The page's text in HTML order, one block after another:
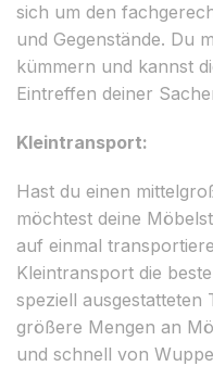
sich um den
und Gegenstände. Du
kümmern und kannst
Eintreffen deiner
Kleintransport:
Hast du einen
möchtest deine
auf einmal
Kleintransport die
speziell
größere Mengen an
und schnell von